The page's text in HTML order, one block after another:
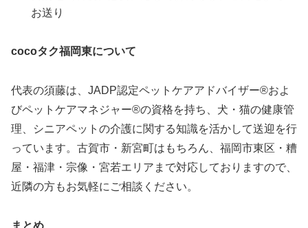
お送り
cocoタク福岡東について
代表の須藤は、JADP認定ペットケアアドバイザー®およ
びペットケアマネジャー®の資格を持ち、犬・猫の健康管
理、シニアペットの介護に関する知識を活かして送迎を行
っています。古賀市・新宮町はもちろん、福岡市東区・糟
屋・福津・宗像・宮若エリアまで対応しておりますので、
近隣の方もお気軽にご相談ください。
まとめ